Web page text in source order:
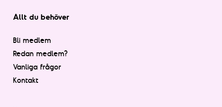
Allt du behöver
Bli medlem
Redan medlem?
Vanliga frågor
Kontakt